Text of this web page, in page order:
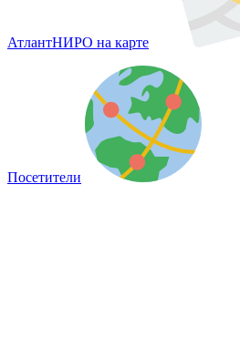
АтлантНИРО на карте
Посетители